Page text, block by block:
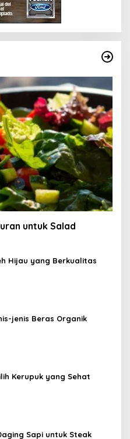
untuk Salad
Hijau yang Berkualitas
jenis Beras Organik
Kerupuk yang Sehat
Sapi untuk Steak